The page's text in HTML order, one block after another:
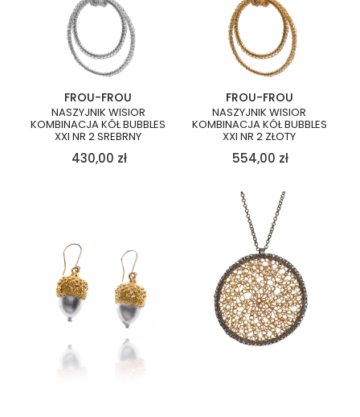
FROU-FROU
NASZYJNIK WISIOR
KOMBINACJA KÓŁ BUBBLES
XXI NR 2 SREBRNY
430,00 zł
FROU-FROU
NASZYJNIK WISIOR
KOMBINACJA KÓŁ BUBBLES
XXI NR 2 ZŁOTY
554,00 zł